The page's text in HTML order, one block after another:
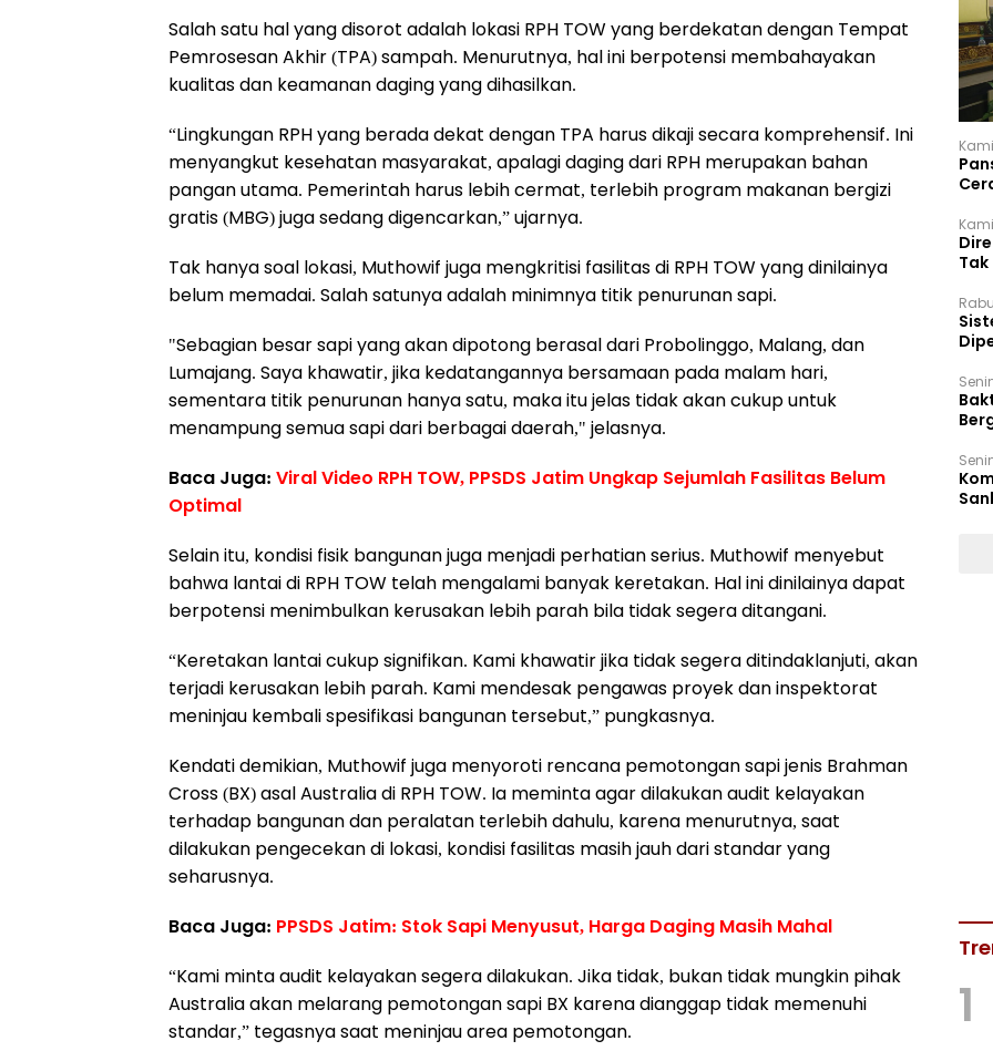
Salah satu hal yang disorot adalah lokasi RPH TOW yang berdekatan dengan Tempat
Pemrosesan Akhir (TPA) sampah. Menurutnya, hal ini berpotensi membahayakan
kualitas dan keamanan daging yang dihasilkan.
“Lingkungan RPH yang berada dekat dengan TPA harus dikaji secara komprehensif. Ini
menyangkut kesehatan masyarakat, apalagi daging dari RPH merupakan bahan
pangan utama. Pemerintah harus lebih cermat, terlebih program makanan bergizi
gratis (MBG) juga sedang digencarkan,” ujarnya.
Tak hanya soal lokasi, Muthowif juga mengkritisi fasilitas di RPH TOW yang dinilainya
belum memadai. Salah satunya adalah minimnya titik penurunan sapi.
"Sebagian besar sapi yang akan dipotong berasal dari Probolinggo, Malang, dan
Lumajang. Saya khawatir, jika kedatangannya bersamaan pada malam hari,
sementara titik penurunan hanya satu, maka itu jelas tidak akan cukup untuk
menampung semua sapi dari berbagai daerah," jelasnya.
Baca Juga: Viral Video RPH TOW, PPSDS Jatim Ungkap Sejumlah Fasilitas Belum
Optimal
Selain itu, kondisi fisik bangunan juga menjadi perhatian serius. Muthowif menyebut
bahwa lantai di RPH TOW telah mengalami banyak keretakan. Hal ini dinilainya dapat
berpotensi menimbulkan kerusakan lebih parah bila tidak segera ditangani.
“Keretakan lantai cukup signifikan. Kami khawatir jika tidak segera ditindaklanjuti, akan
terjadi kerusakan lebih parah. Kami mendesak pengawas proyek dan inspektorat
meninjau kembali spesifikasi bangunan tersebut,” pungkasnya.
Kendati demikian, Muthowif juga menyoroti rencana pemotongan sapi jenis Brahman
Cross (BX) asal Australia di RPH TOW. Ia meminta agar dilakukan audit kelayakan
terhadap bangunan dan peralatan terlebih dahulu, karena menurutnya, saat
dilakukan pengecekan di lokasi, kondisi fasilitas masih jauh dari standar yang
seharusnya.
Baca Juga: PPSDS Jatim: Stok Sapi Menyusut, Harga Daging Masih Mahal
“Kami minta audit kelayakan segera dilakukan. Jika tidak, bukan tidak mungkin pihak
Australia akan melarang pemotongan sapi BX karena dianggap tidak memenuhi
standar,” tegasnya saat meninjau area pemotongan.
1